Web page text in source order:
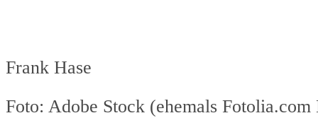
Frank Hase
Foto: Adobe Stock (ehemals